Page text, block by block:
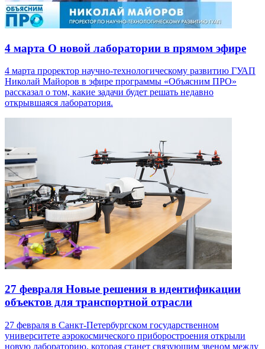
4 марта О новой лаборатории в прямом эфире
4 марта проректор научно-технологическому развитию ГУАП
Николай Майоров в эфире программы «Объясним ПРО»
рассказал о том, какие задачи будет решать недавно
открывшаяся лаборатория.
27 февраля Новые решения в идентификации
объектов для транспортной отрасли
27 февраля в Санкт-Петербургском государственном
университете аэрокосмического приборостроения открыли
новую лабораторию, которая станет связующим звеном между